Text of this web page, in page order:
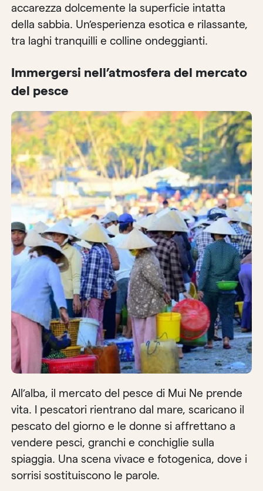
accarezza dolcemente la superficie intatta
della sabbia. Un’esperienza esotica e rilassante,
tra laghi tranquilli e colline ondeggianti.
Immergersi nell’atmosfera del mercato
del pesce
All’alba, il mercato del pesce di Mui Ne prende
vita. I pescatori rientrano dal mare, scaricano il
pescato del giorno e le donne si affrettano a
vendere pesci, granchi e conchiglie sulla
spiaggia. Una scena vivace e fotogenica, dove i
sorrisi sostituiscono le parole.